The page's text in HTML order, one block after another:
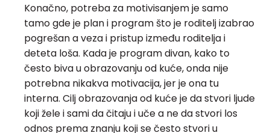
Konačno, potreba za motivisanjem je samo
tamo gde je plan i program što je roditelj izabrao
pogrešan a veza i pristup između roditelja i
deteta loša. Kada je program divan, kako to
često biva u obrazovanju od kuće, onda nije
potrebna nikakva motivacija, jer je ona tu
interna. Cilj obrazovanja od kuće je da stvori ljude
koji žele i sami da čitaju i uče a ne da stvori los
odnos prema znanju koji se često stvori u